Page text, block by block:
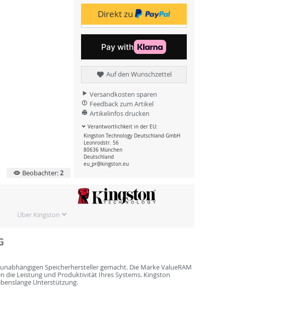
Beobachter:2
Direkt zu
Auf den Wunschzettel
Versandkosten sparen
Feedback zum Artikel
Artikelinfos drucken
Verantwortlichkeit in der EU:
Kingston Technology Deutschland GmbH
Leonrodstr. 56
80636 München
Deutschland
eu_pr@kingston.eu
Über Kingston
Speicherhersteller gemacht. Die Marke ValueRAM
die Leistung und Produktivität Ihres Systems. Kingston
Unterstützung.